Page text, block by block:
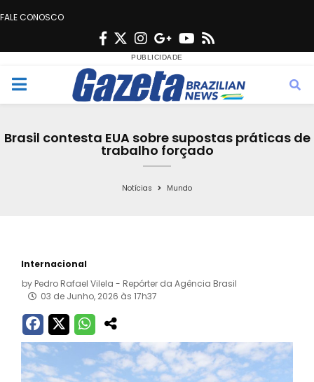
FALE CONOSCO
F
c
e
o
T
w
i
t
e
n
s
t
g
r
a
G
o
o
g
e
Y
u
t
b
s
M
Brasil contesta EUA sobre supostas práticas de
trabalho forçado
Notícias Mundo
Internacional
by Pedro Rafael Vilela - Repórter da Agência Brasil
03 de Junho, 2026 às 17h37